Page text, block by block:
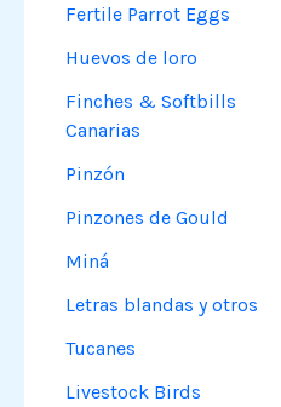
Fertile Parrot Eggs
Huevos de loro
Finches & Softbills
Canarias
Pinzón
Pinzones de Gould
Miná
Letras blandas y otros
Tucanes
Livestock Birds